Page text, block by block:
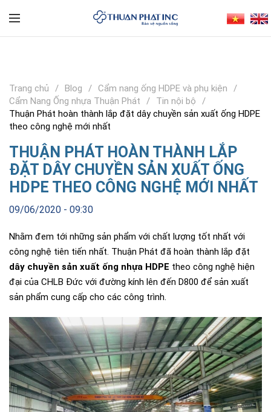
Trang chủ Blog
Cẩm nang ống HDPE và phụ kiện
Cẩm Nang Ống nhựa Thuận Phát
Tin nội bộ
Thuận Phát hoàn thành lắp đặt dây chuyền sản xuất ống HDPE
theo công nghệ mới nhất
THUẬN PHÁT HOÀN THÀNH LẮP
ĐẶT DÂY CHUYỀN SẢN XUẤT ỐNG
HDPE THEO CÔNG NGHỆ MỚI NHẤT
09/06/2020 - 09:30
Nhằm đem tới những sản phẩm với chất lượng tốt nhất với
công nghệ tiên tiến nhất. Thuận Phát đã hoàn thành lắp đặt
dây chuyền sản xuất ống nhựa HDPE theo công nghệ hiện
đại của CHLB Đức với đường kính lên đến D800 để sản xuất
sản phẩm cung cấp cho các công trình.